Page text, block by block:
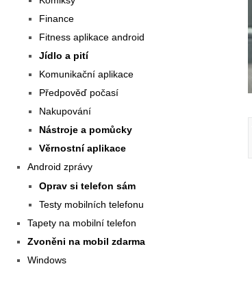
Finance
Fitness aplikace android
Jídlo a pití
Komunikační aplikace
Předpověď počasí
Nakupování
Nástroje a pomůcky
Věrnostní aplikace
Android zprávy
Oprav si telefon sám
Testy mobilních telefonu
Tapety na mobilní telefon
Zvoněni na mobil zdarma
Windows